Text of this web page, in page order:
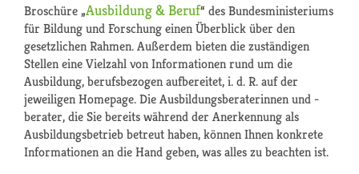
Broschüre „Ausbildung & Beruf“ des Bundesministeriums
für Bildung und Forschung einen Überblick über den
gesetzlichen Rahmen. Außerdem bieten die zuständigen
Stellen eine Vielzahl von Informationen rund um die
Ausbildung, berufsbezogen aufbereitet, i. d. R. auf der
jeweiligen Homepage. Die Ausbildungsberaterinnen und -
berater, die Sie bereits während der Anerkennung als
Ausbildungsbetrieb betreut haben, können Ihnen konkrete
Informationen an die Hand geben, was alles zu beachten ist.